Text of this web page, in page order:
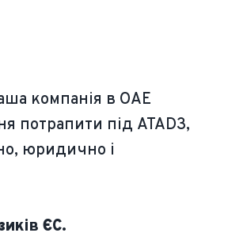
компанія в ОАЕ
потрапити під ATAD3,
юридично і
ЄС.